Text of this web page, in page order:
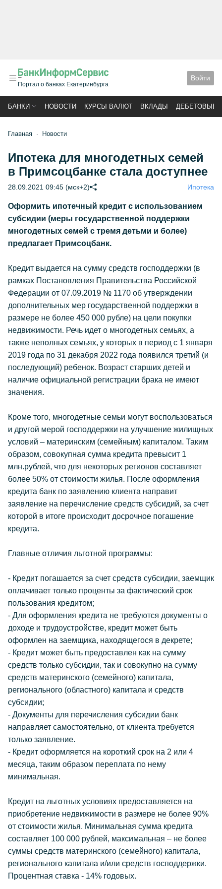
Портал о банках Екатеринбурга
Войти
БАНКИ НОВОСТИ КУРСЫ ВАЛЮТ ВКЛАДЫ ДЕБЕТОВЫЕ
Главная Новости
Ипотека для многодетных семей
в Примсоцбанке стала доступнее
28.09.2021 09:45 (мск+2) Ипотека
Оформить ипотечный кредит с использованием
субсидии (меры государственной поддержки
многодетных семей с тремя детьми и более)
предлагает Примсоцбанк.
Кредит выдается на сумму средств господдержки (в
рамках Постановления Правительства Российской
Федерации от 07.09.2019 № 1170 об утверждении
дополнительных мер государственной поддержки в
размере не более 450 000 рубле) на цели покупки
недвижимости. Речь идет о многодетных семьях, а
также неполных семьях, у которых в период с 1 января
2019 года по 31 декабря 2022 года появился третий (и
последующий) ребенок. Возраст старших детей и
наличие официальной регистрации брака не имеют
значения.
Кроме того, многодетные семьи могут воспользоваться
и другой мерой господдержки на улучшение жилищных
условий – материнским (семейным) капиталом. Таким
образом, совокупная сумма кредита превысит 1
млн.рублей, что для некоторых регионов составляет
более 50% от стоимости жилья. После оформления
кредита банк по заявлению клиента направит
заявление на перечисление средств субсидий, за счет
которой в итоге происходит досрочное погашение
кредита.
Главные отличия льготной программы:
- Кредит погашается за счет средств субсидии, заемщик
оплачивает только проценты за фактический срок
пользования кредитом;
- Для оформления кредита не требуются документы о
доходе и трудоустройстве, кредит может быть
оформлен на заемщика, находящегося в декрете;
- Кредит может быть предоставлен как на сумму
средств только субсидии, так и совокупно на сумму
средств материнского (семейного) капитала,
регионального (областного) капитала и средств
субсидии;
- Документы для перечисления субсидии банк
направляет самостоятельно, от клиента требуется
только заявление.
- Кредит оформляется на короткий срок на 2 или 4
месяца, таким образом переплата по нему
минимальная.
Кредит на льготных условиях предоставляется на
приобретение недвижимости в размере не более 90%
от стоимости жилья. Минимальная сумма кредита
составляет 100 000 рублей, максимальная – не более
суммы средств материнского (семейного) капитала,
регионального капитала и/или средств господдержки.
Процентная ставка - 14% годовых.